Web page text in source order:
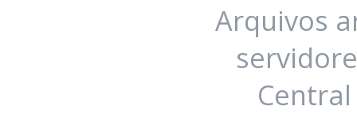
Arquivos